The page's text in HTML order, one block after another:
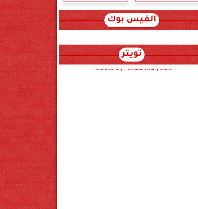
الفيس بوك
تويتر
Tweets by hwadithalyoum